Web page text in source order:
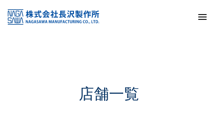
KSS加盟店・取扱店情報
店舗一覧
店舗一覧